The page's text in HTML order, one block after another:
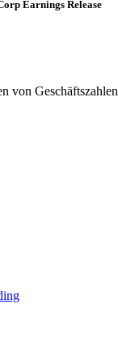
Earnings Release
von Geschäftszahlen